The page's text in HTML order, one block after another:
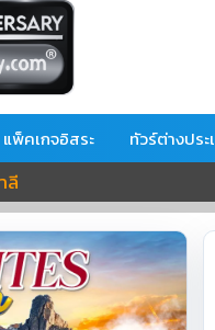
แพ็คเกจอิสระ ทัวร์ต่างประ
ลี